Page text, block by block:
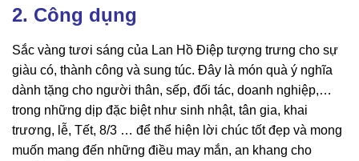
2. Công dụng
Sắc vàng tươi sáng của Lan Hồ Điệp tượng trưng cho sự
giàu có, thành công và sung túc. Đây là món quà ý nghĩa
dành tặng cho người thân, sếp, đối tác, doanh nghiệp,…
trong những dịp đặc biệt như sinh nhật, tân gia, khai
trương, lễ, Tết, 8/3 … để thể hiện lời chúc tốt đẹp và mong
muốn mang đến những điều may mắn, an khang cho